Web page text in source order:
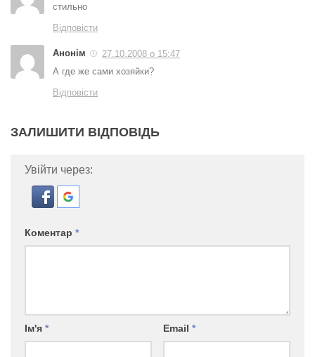
стильно
Відповісти
Анонім
27.10.2008 о 15:47
А где же сами хозяйки?
Відповісти
ЗАЛИШИТИ ВІДПОВІДЬ
Увійти через:
Коментар *
Ім'я * Email *